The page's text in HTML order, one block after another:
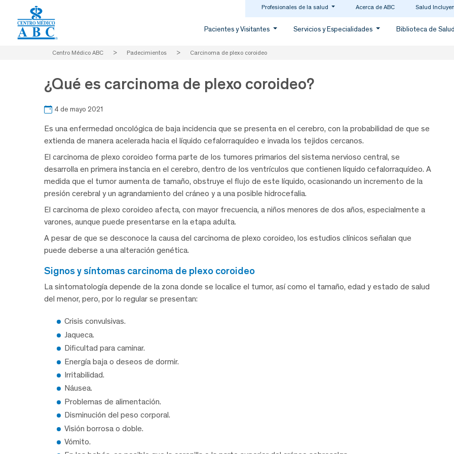
Profesionales de la salud Acerca de ABC Salud
Pacientes y Visitantes Servicios y Especialidades Biblioteca de Salud
Centro Médico ABC > Padecimientos > Carcinoma de plexo coroideo
¿Qué es carcinoma de plexo coroideo?
4 de mayo 2021
Es una enfermedad oncológica de baja incidencia que se presenta en el cerebro, con la probabilidad de que se
extienda de manera acelerada hacia el líquido cefalorraquídeo e invada los tejidos cercanos.
El carcinoma de plexo coroideo forma parte de los tumores primarios del sistema nervioso central, se
desarrolla en primera instancia en el cerebro, dentro de los ventrículos que contienen líquido cefalorraquídeo. A
medida que el tumor aumenta de tamaño, obstruye el flujo de este líquido, ocasionando un incremento de la
presión cerebral y un agrandamiento del cráneo y a una posible hidrocefalia.
El carcinoma de plexo coroideo afecta, con mayor frecuencia, a niños menores de dos años, especialmente a
varones, aunque puede presentarse en la etapa adulta.
A pesar de que se desconoce la causa del carcinoma de plexo coroideo, los estudios clínicos señalan que
puede deberse a una alteración genética.
signos y síntomas carcinoma de plexo coroideo
La sintomatología depende de la zona donde se localice el tumor, así como el tamaño, edad y estado de salud
del menor, pero, por lo regular se presentan:
Crisis convulsivas.
Jaqueca.
Dificultad para caminar.
Energía baja o deseos de dormir.
Irritabilidad.
Náusea.
Problemas de alimentación.
Disminución del peso corporal.
Visión borrosa o doble.
Vómito.